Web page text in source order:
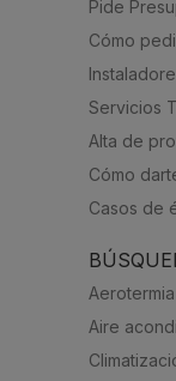
Pide
Cómo
Servicios
Alta de
Cómo
Casos de
Aerotermia
Aire